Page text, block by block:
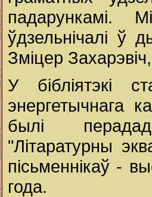
падарункамі.
ўдзельнічалі ў
Зміцер
У бібліятэкі
энергетычнага
былі
"Літаратурны
пісьменнікаў -
года.